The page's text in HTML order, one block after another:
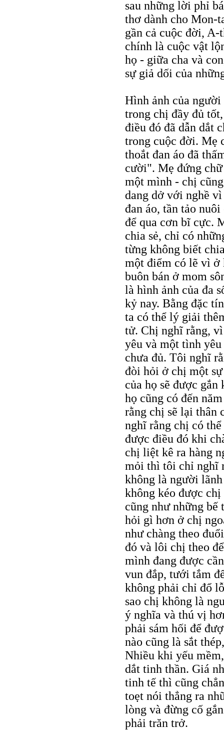
sau những lời phỉ
thơ dành cho Mon-
gần cả cuộc đời,
chính là cuộc vật
họ - giữa cha và
sự giả dối của
Hình ảnh của người
trong chị đầy đủ
điều đó đã dẫn dắt
trong cuộc đời. Mẹ
thoắt đan áo đã
cười". Mẹ đứng
một mình - chị
dang dở với nghề
đan áo, tần tảo
để qua cơn bĩ cực.
chia sẻ, chỉ có
từng không biết
một điểm có lẽ vì ở
buôn bán ở mom
là hình ảnh của đa
kỷ nay. Bằng đặc
ta có thể lý giải
tử. Chị nghĩ rằng,
yêu và một tình
chưa đủ. Tôi nghĩ
đòi hỏi ở chị một
của họ sẽ được
họ cũng có đến
rằng chị sẽ lại thân
nghĩ rằng chị có
được điều đó khi
chị liệt kê ra hàng
mỏi thì tôi chỉ nghĩ
không là người
không kéo được
cũng như những bế
hỏi gì hơn ở chị
như chàng theo
đó và lôi chị theo
mình đang được
vun đắp, tưới tắm
không phải chỉ đổ
sao chị không là
ý nghĩa và thú vị
phải sám hối để
nào cũng là sắt
Nhiều khi yếu
dắt tinh thần. Giá
tinh tế thì cũng
toẹt nói thẳng ra
lòng và đừng cố
phải trăn trở.